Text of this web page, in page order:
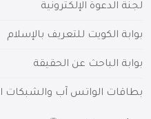
لجنة الدعوة الإلكترونية
بوابة الكويت للتعريف بالإسلام
بوابة الباحث عن الحقيقة
بطاقات الواتس آب والشبكات